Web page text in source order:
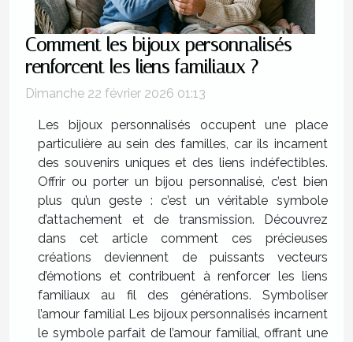
Comment les bijoux personnalisés
renforcent les liens familiaux ?
Dimanche 22 février 2026 01:13
Les bijoux personnalisés occupent une place
particulière au sein des familles, car ils incarnent
des souvenirs uniques et des liens indéfectibles.
Offrir ou porter un bijou personnalisé, c’est bien
plus qu’un geste : c’est un véritable symbole
d’attachement et de transmission. Découvrez
dans cet article comment ces précieuses
créations deviennent de puissants vecteurs
d’émotions et contribuent à renforcer les liens
familiaux au fil des générations. Symboliser
l’amour familial Les bijoux personnalisés incarnent
le symbole parfait de l’amour familial, offrant une